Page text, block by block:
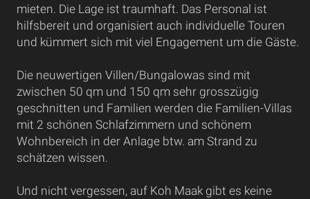
mieten. Die Lage ist traumhaft. Das Personal ist
hilfsbereit und organisiert auch individuelle Touren
und kümmert sich mit viel Engagement um die Gäste.
Die neuwertigen Villen/Bungalowas sind mit
zwischen 50 qm und 150 qm sehr grosszügig
geschnitten und Familien werden die Familien-Villas
mit 2 schönen Schlafzimmern und schönem
Wohnbereich in der Anlage btw. am Strand zu
schätzen wissen.
Und nicht vergessen, auf Koh Maak gibt es keine